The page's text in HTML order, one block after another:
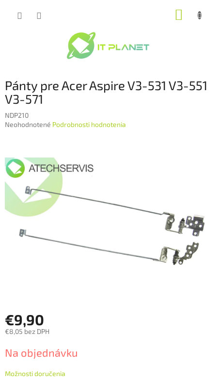
Pánty pre Acer Aspire V3-531 V3-551
V3-571
NDP210
Priemerné
0,0
z
hviezdičiek.
Neohodnotené Podrobnosti hodnotenia
€9,90
€8,05 bez DPH
cena:
Na objednávku
Možnosti doručenia